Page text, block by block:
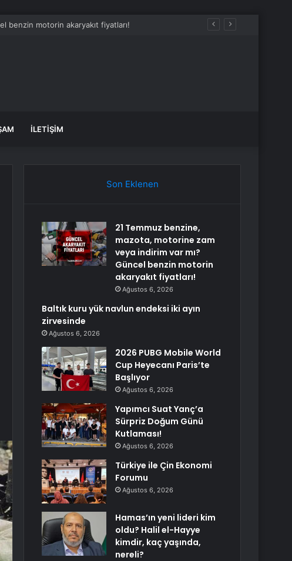
İLETIŞIM
Son Eklenen
21 Temmuz benzine,
mazota, motorine zam
veya indirim var mı?
Güncel benzin motorin
akaryakıt fiyatları!
Ağustos 6, 2026
Baltık kuru yük navlun endeksi iki ayın
zirvesinde
Ağustos 6, 2026
2026 PUBG Mobile World
Cup Heyecanı Paris’te
Başlıyor
Ağustos 6, 2026
Yapımcı Suat Yanç’a
Sürpriz Doğum Günü
Kutlaması!
Ağustos 6, 2026
Türkiye ile Çin Ekonomi
Forumu
Ağustos 6, 2026
Hamas’ın yeni lideri kim
oldu? Halil el-Hayye
kimdir, kaç yaşında,
nereli?